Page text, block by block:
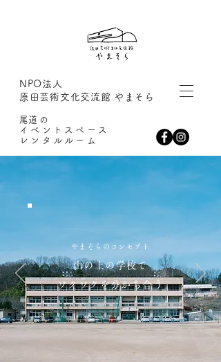
NPO法人
原田芸術文化交流館 やまそら
​尾道の
イベントスペース
レンタルルーム
やまそらのコンセプト
山の上の学校で
ワクワクを分かち合う